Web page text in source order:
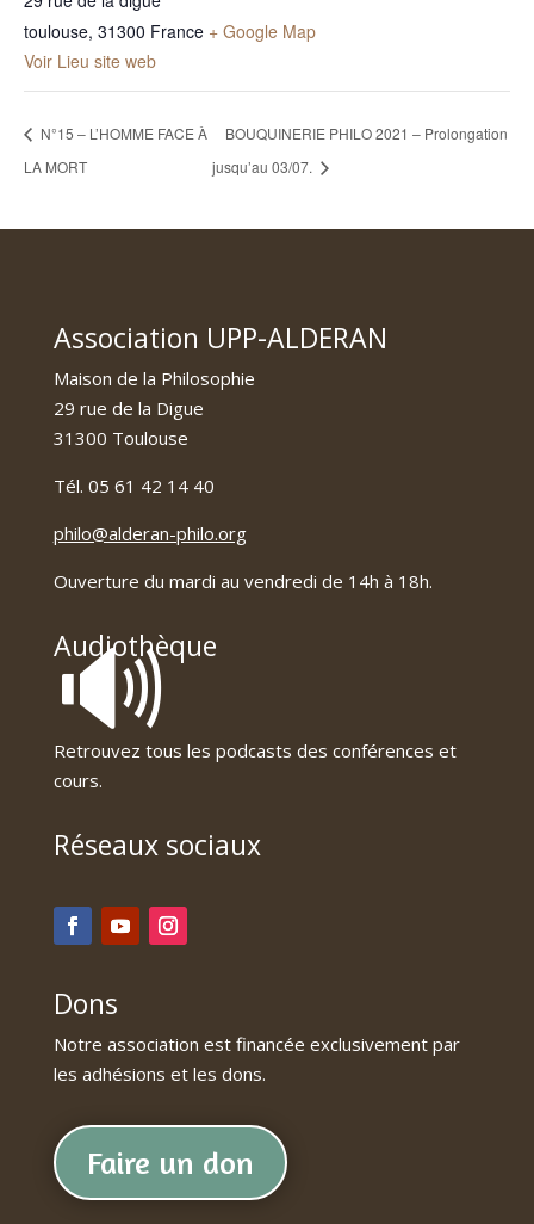
toulouse, 31300 France + Google Map
Voir Lieu site web
N°15 – L’HOMME FACE À
LA MORT
BOUQUINERIE PHILO 2021 – Prolongation
jusqu’au 03/07.
Association UPP-ALDERAN
Maison de la Philosophie
29 rue de la Digue
31300 Toulouse
Tél. 05 61 42 14 40
philo@alderan-philo.org
Ouverture du mardi au vendredi de 14h à 18h.
Audiothèque
🔊
Retrouvez tous les podcasts des conférences et
cours.
Réseaux sociaux
Dons
Notre association est financée exclusivement par
les adhésions et les dons.
Faire un don